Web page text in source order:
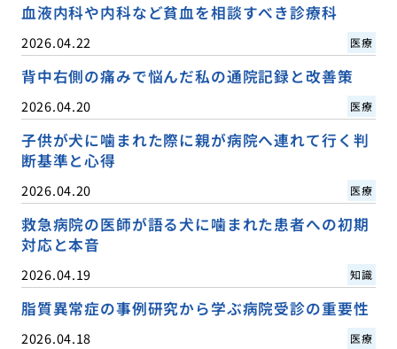
血液内科や内科など貧血を相談すべき診療科
2026.04.22 医療
背中右側の痛みで悩んだ私の通院記録と改善策
2026.04.20 医療
子供が犬に噛まれた際に親が病院へ連れて行く判
断基準と心得
2026.04.20 医療
救急病院の医師が語る犬に噛まれた患者への初期
対応と本音
2026.04.19 知識
脂質異常症の事例研究から学ぶ病院受診の重要性
2026.04.18 医療